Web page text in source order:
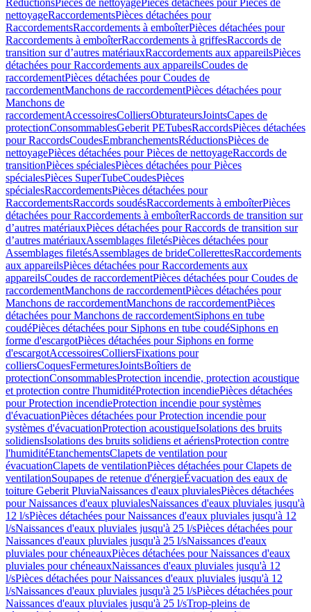
RéductionsPièces de nettoyagePièces détachées pour Pièces de
nettoyageRaccordementsPièces détachées pour
RaccordementsRaccordements à emboîterPièces détachées pour
Raccordements à emboîterRaccordements à griffesRaccords de
transition sur d’autres matériauxRaccordements aux appareilsPièces
détachées pour Raccordements aux appareilsCoudes de
raccordementPièces détachées pour Coudes de
raccordementManchons de raccordementPièces détachées pour
Manchons de
raccordementAccessoiresColliersObturateursJointsCapes de
protectionConsommablesGeberit PETubesRaccordsPièces détachées
pour RaccordsCoudesEmbranchementsRéductionsPièces de
nettoyagePièces détachées pour Pièces de nettoyageRaccords de
transitionPièces spécialesPièces détachées pour Pièces
spécialesPièces SuperTubeCoudesPièces
spécialesRaccordementsPièces détachées pour
RaccordementsRaccords soudésRaccordements à emboîterPièces
détachées pour Raccordements à emboîterRaccords de transition sur
d’autres matériauxPièces détachées pour Raccords de transition sur
d’autres matériauxAssemblages filetésPièces détachées pour
Assemblages filetésAssemblages de brideCollerettesRaccordements
aux appareilsPièces détachées pour Raccordements aux
appareilsCoudes de raccordementPièces détachées pour Coudes de
raccordementManchons de raccordementPièces détachées pour
Manchons de raccordementManchons de raccordementPièces
détachées pour Manchons de raccordementSiphons en tube
coudéPièces détachées pour Siphons en tube coudéSiphons en
forme d'escargotPièces détachées pour Siphons en forme
d'escargotAccessoiresColliersFixations pour
colliersCoquesFermeturesJointsBoîtiers de
protectionConsommablesProtection incendie, protection acoustique
et protection contre l'humiditéProtection incendiePièces détachées
pour Protection incendieProtection incendie pour systèmes
d'évacuationPièces détachées pour Protection incendie pour
systèmes d'évacuationProtection acoustiqueIsolations des bruits
solidiensIsolations des bruits solidiens et aériensProtection contre
l'humiditéEtanchementsClapets de ventilation pour
évacuationClapets de ventilationPièces détachées pour Clapets de
ventilationSoupapes de retenue d'énergieÉvacuation des eaux de
toiture Geberit PluviaNaissances d'eaux pluvialesPièces détachées
pour Naissances d'eaux pluvialesNaissances d'eaux pluviales jusqu'à
12 l/sPièces détachées pour Naissances d'eaux pluviales jusqu'à 12
l/sNaissances d'eaux pluviales jusqu'à 25 l/sPièces détachées pour
Naissances d'eaux pluviales jusqu'à 25 l/sNaissances d'eaux
pluviales pour chéneauxPièces détachées pour Naissances d'eaux
pluviales pour chéneauxNaissances d'eaux pluviales jusqu'à 12
l/sPièces détachées pour Naissances d'eaux pluviales jusqu'à 12
l/sNaissances d'eaux pluviales jusqu'à 25 l/sPièces détachées pour
Naissances d'eaux pluviales jusqu'à 25 l/sTrop-pleins de